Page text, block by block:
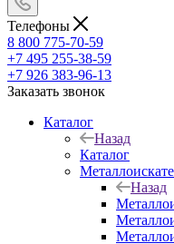
Телефоны
8 800 775-70-59
+7 495 255-38-59
+7 926 383-96-13
Заказать звонок
Каталог
Назад
Каталог
Назад